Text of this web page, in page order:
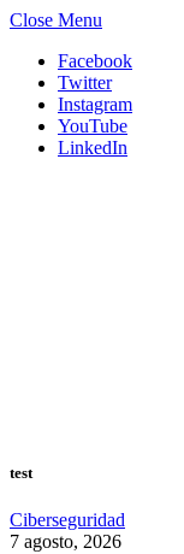
Close Menu
Facebook
Twitter
Instagram
YouTube
LinkedIn
test
Ciberseguridad
7 agosto, 2026